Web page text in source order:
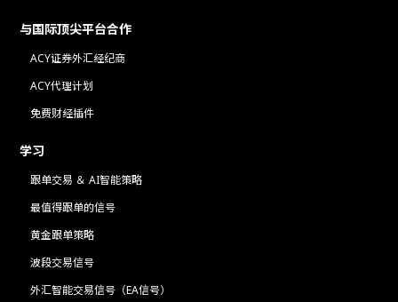
与国际顶尖平台合作
ACY证券外汇经纪商
ACY代理计划
免费财经插件
学习
跟单交易 ＆ AI智能策略
最值得跟单的信号
黄金跟单策略
波段交易信号
外汇智能交易信号（EA信号）